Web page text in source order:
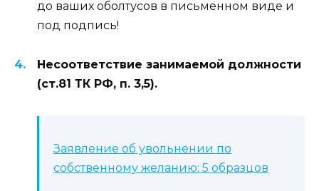
до ваших оболтусов в письменном виде и
под подпись!
Несоответствие занимаемой должности
(ст.81 ТК РФ, п. 3,5).
Заявление об увольнении по
собственному желанию: 5 образцов